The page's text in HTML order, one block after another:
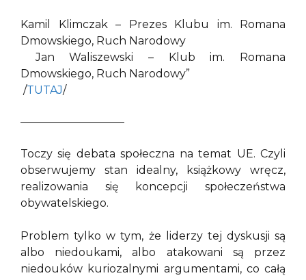
Kamil Klimczak – Prezes Klubu im. Romana
Dmowskiego, Ruch Narodowy
Jan Waliszewski – Klub im. Romana
Dmowskiego, Ruch Narodowy”
/TUTAJ/
—————————–
Toczy się debata społeczna na temat UE. Czyli
obserwujemy stan idealny, książkowy wręcz,
realizowania się koncepcji społeczeństwa
obywatelskiego.
Problem tylko w tym, że liderzy tej dyskusji są
albo niedoukami, albo atakowani są przez
niedouków kuriozalnymi argumentami, co całą